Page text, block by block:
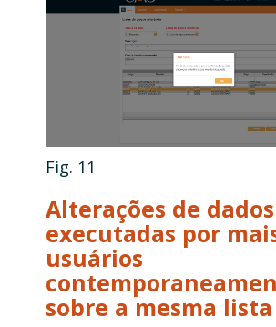
Fig. 11
Alterações de dados
executadas por
usuários
sobre a mesma lista